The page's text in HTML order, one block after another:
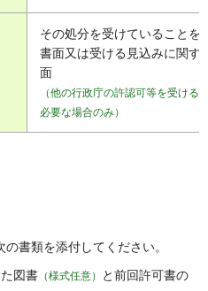
その処分を受けていることを
書面又は受ける見込みに関す
面
（他の行政庁の許認可等を受ける
必要な場合のみ）
書類を添付してください。
図書 （様式任意）
と前回許可書の